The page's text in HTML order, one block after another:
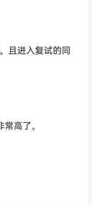
且进入复试的同
高了。